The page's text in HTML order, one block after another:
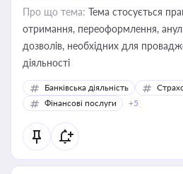
Про що тема: Тема стосується
отримання, переоформлення,
дозволів, необхідних для
діяльності
Банківська діяльність
Фінансові послуги
+5